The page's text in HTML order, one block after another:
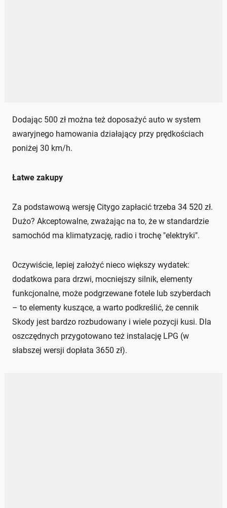
Dodając 500 zł można też doposażyć auto w system
awaryjnego hamowania działający przy prędkościach
poniżej 30 km/h.
Łatwe zakupy
Za podstawową wersję Citygo zapłacić trzeba 34 520 zł.
Dużo? Akceptowalne, zważając na to, że w standardzie
samochód ma klimatyzację, radio i trochę "elektryki".
Oczywiście, lepiej założyć nieco większy wydatek:
dodatkowa para drzwi, mocniejszy silnik, elementy
funkcjonalne, może podgrzewane fotele lub szyberdach
– to elementy kuszące, a warto podkreślić, że cennik
Skody jest bardzo rozbudowany i wiele pozycji kusi. Dla
oszczędnych przygotowano też instalację LPG (w
słabszej wersji dopłata 3650 zł).